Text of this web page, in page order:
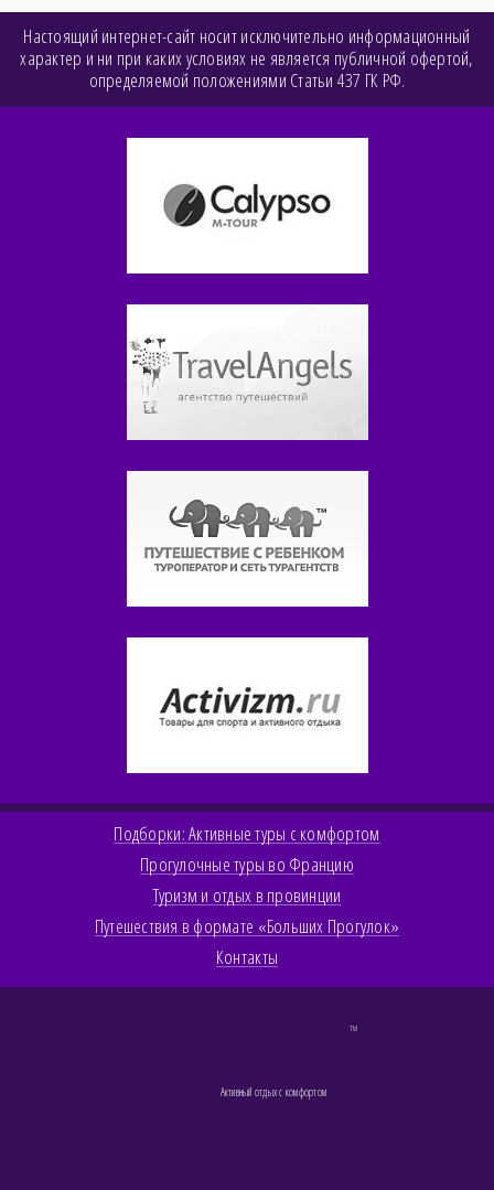
Настоящий интернет-сайт носит исключительно информационный
характер и ни при каких условиях не является публичной офертой,
определяемой положениями Статьи 437 ГК РФ.
Подборки: Активные туры с комфортом
Прогулочные туры во Францию
Туризм и отдых в провинции
Путешествия в формате «Больших Прогулок»
Контакты
TM
Активный отдых с комфортом